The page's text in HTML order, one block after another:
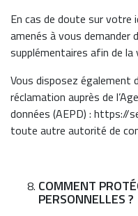
En cas de doute sur
amenés à vous
supplémentaires afin de la
Vous disposez également
réclamation auprès de
données (AEPD) : https://
toute autre autorité de
COMMENT
PERSONNELLES ?